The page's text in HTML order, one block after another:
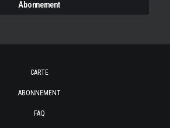
CARTE
ABONNEMENT
FAQ